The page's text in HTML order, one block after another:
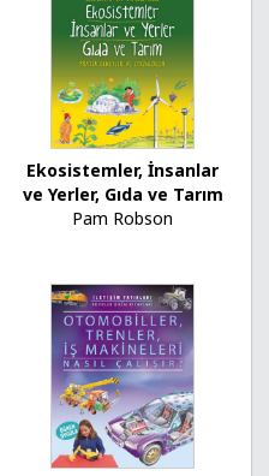
Ekosistemler, İnsanlar
ve Yerler, Gıda ve Tarım
Pam Robson